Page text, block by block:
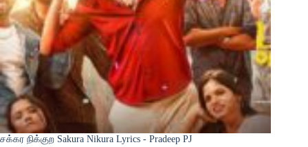
சக்கர நிக்குற Sakura Nikura Lyrics - Pradeep PJ